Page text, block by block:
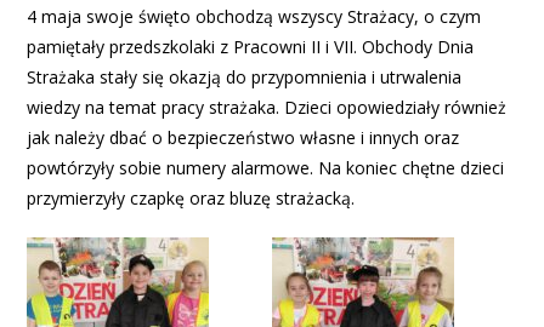
4 maja swoje święto obchodzą wszyscy Strażacy, o czym
pamiętały przedszkolaki z Pracowni II i VII. Obchody Dnia
Strażaka stały się okazją do przypomnienia i utrwalenia
wiedzy na temat pracy strażaka. Dzieci opowiedziały również
jak należy dbać o bezpieczeństwo własne i innych oraz
powtórzyły sobie numery alarmowe. Na koniec chętne dzieci
przymierzyły czapkę oraz bluzę strażacką.